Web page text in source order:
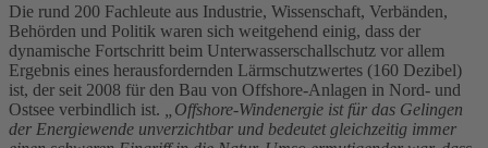
Die rund 200 Fachleute aus Industrie, Wissenschaft, Verbänden,
Behörden und Politik waren sich weitgehend einig, dass der
dynamische Fortschritt beim Unterwasserschallschutz vor allem
Ergebnis eines herausfordernden Lärmschutzwertes (160 Dezibel)
ist, der seit 2008 für den Bau von Offshore-Anlagen in Nord- und
Ostsee verbindlich ist.
„Offshore-Windenergie ist für das Gelingen
der Energiewende unverzichtbar und bedeutet gleichzeitig immer